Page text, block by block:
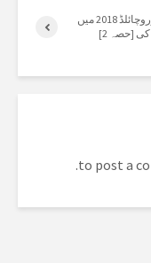
ہم نے یوروچائلڈ 2018 میں
کی [حصہ 2]